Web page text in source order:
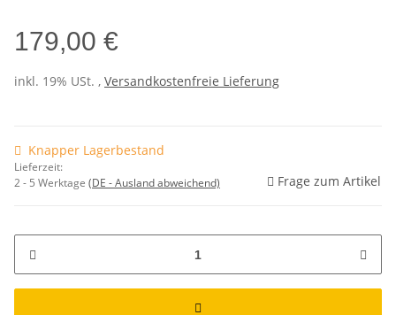
179,00 €
inkl. 19% USt. , Versandkostenfreie Lieferung
Knapper Lagerbestand
Lieferzeit:
2 - 5 Werktage (DE - Ausland abweichend) Frage zum Artikel